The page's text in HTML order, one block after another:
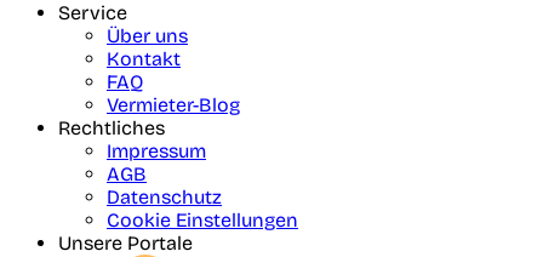
Service
Über uns
Kontakt
FAQ
Vermieter-Blog
Rechtliches
Impressum
AGB
Datenschutz
Cookie Einstellungen
Unsere Portale